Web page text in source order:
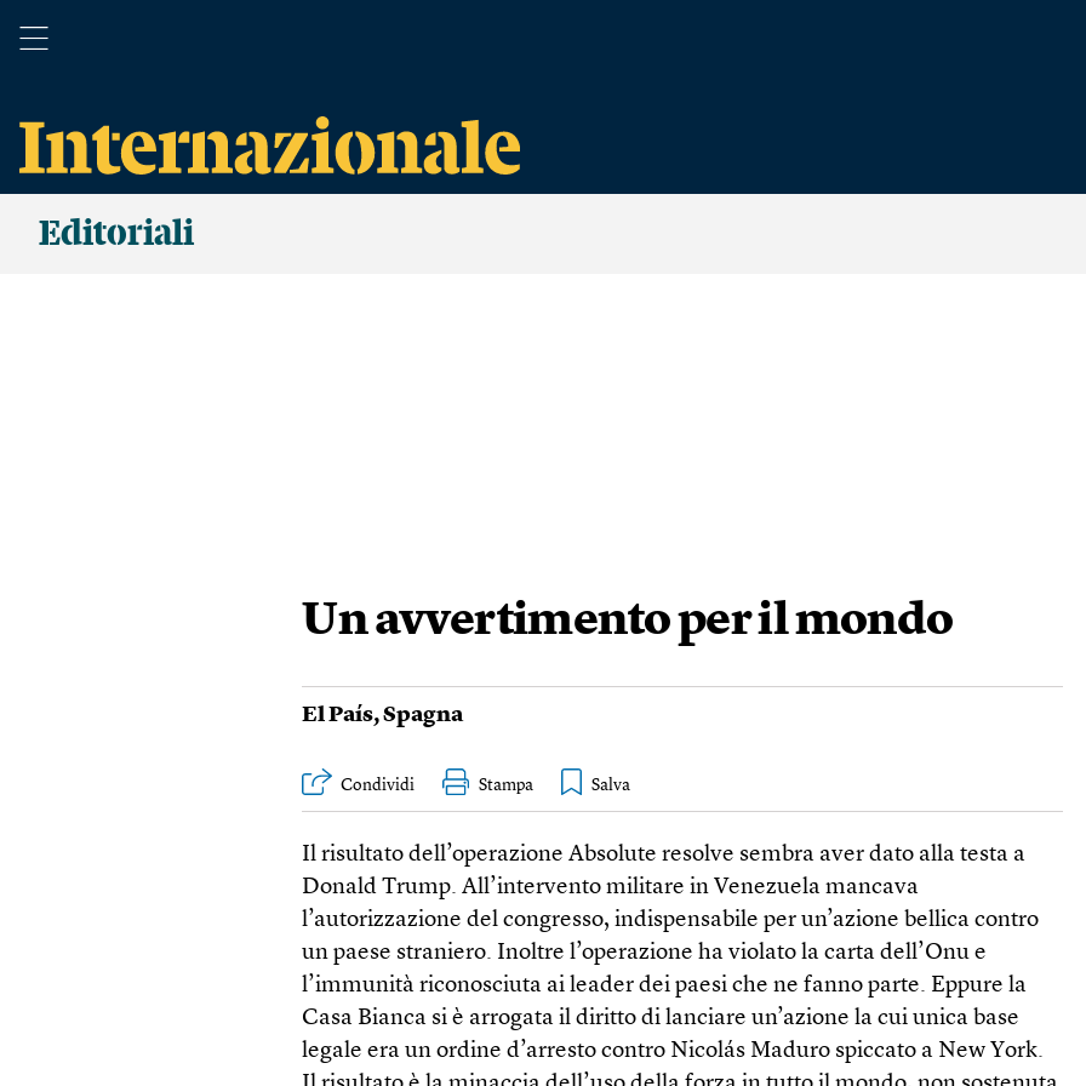
Editoriali
Un avvertimento per il mondo
El País,Spagna
Condividi Stampa
Il risultato dell’operazione Absolute resolve sembra aver dato alla testa a
Donald Trump. All’intervento militare in Venezuela mancava
l’autorizzazione del congresso, indispensabile per un’azione bellica contro
un paese straniero. Inoltre l’operazione ha violato la carta dell’Onu e
l’immunità riconosciuta ai leader dei paesi che ne fanno parte. Eppure la
Casa Bianca si è arrogata il diritto di lanciare un’azione la cui unica base
legale era un ordine d’arresto contro Nicolás Maduro spiccato a New York.